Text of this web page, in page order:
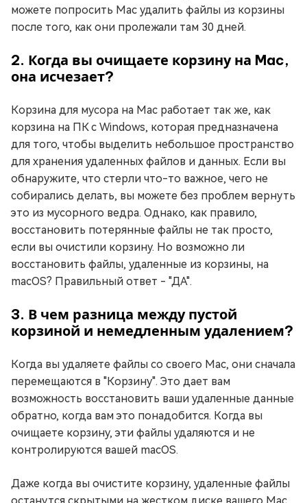
можете попросить Mac удалить файлы из корзины
после того, как они пролежали там 30 дней.
2. Когда вы очищаете корзину на Mac,
она исчезает?
Корзина для мусора на Mac работает так же, как
корзина на ПК с Windows, которая предназначена
для того, чтобы выделить небольшое пространство
для хранения удаленных файлов и данных. Если вы
обнаружите, что стерли что-то важное, чего не
собирались делать, вы можете без проблем вернуть
это из мусорного ведра. Однако, как правило,
восстановить потерянные файлы не так просто,
если вы очистили корзину. Но возможно ли
восстановить файлы, удаленные из корзины, на
macOS? Правильный ответ - "ДА".
3. В чем разница между пустой
корзиной и немедленным удалением?
Когда вы удаляете файлы со своего Mac, они сначала
перемещаются в "Корзину". Это дает вам
возможность восстановить ваши удаленные данные
обратно, когда вам это понадобится. Когда вы
очищаете корзину, эти файлы удаляются и не
контролируются вашей macOS.
Даже когда вы очистите корзину, удаленные файлы